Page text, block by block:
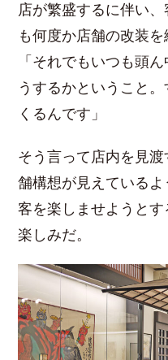
店が繁盛するに伴い
も何度か店舗の改装を
「それでもいつも頭
うするかということ
くるんです」
そう言って店内を見
舗構想が見えている
客を楽しませようと
楽しみだ。